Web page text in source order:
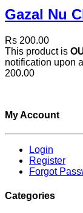
Gazal Nu
Rs 200.00
This product is
notification upon
200.00
My Account
Login
Register
Forgot
Categories